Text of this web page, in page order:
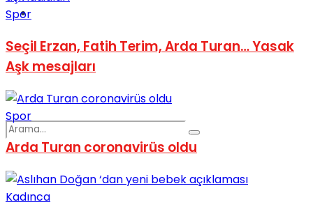
Spor
Seçil Erzan, Fatih Terim, Arda Turan… Yasak
Aşk mesajları
Spor
Arda Turan coronavirüs oldu
Kadınca